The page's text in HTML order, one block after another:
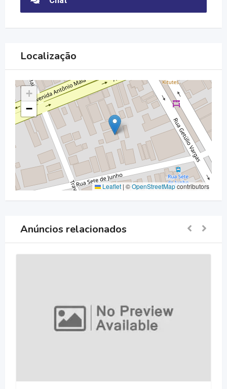
Localização
+
−
Leaflet | ©OpenStreetMapcontributors
Anúncios relacionados